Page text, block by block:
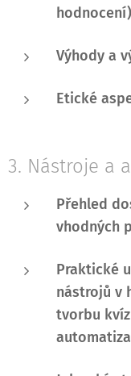
hodnocení)
Výhody a
Etické
3. Nástroje a
Přehled
vhodných
Praktické
nástrojů v
tvorbu